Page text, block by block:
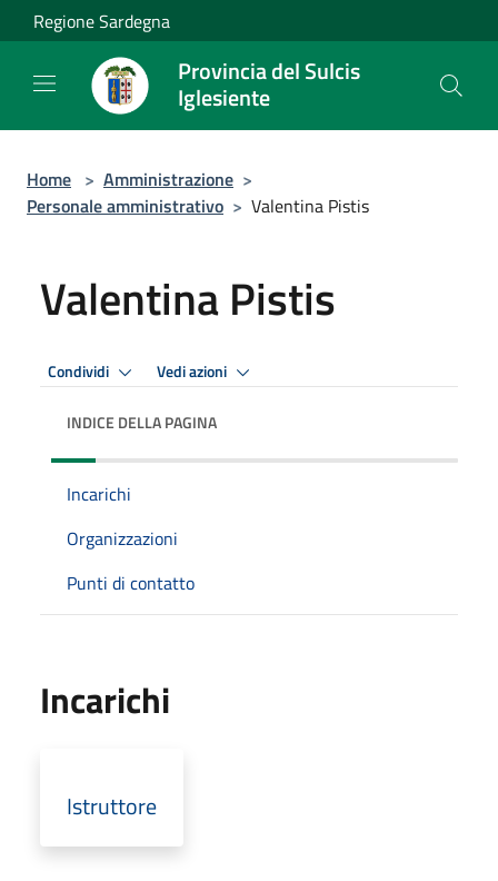
Salta al contenuto principale
Regione Sardegna
Provincia del Sulcis
Iglesiente
Home > Amministrazione >
Personale amministrativo > Valentina Pistis
Valentina Pistis
Condividi Vedi azioni
INDICE DELLA PAGINA
Incarichi
Organizzazioni
Punti di contatto
Incarichi
Istruttore